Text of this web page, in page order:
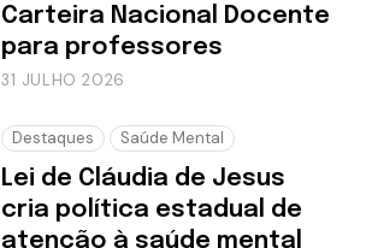
Carteira Nacional Docente
para professores
31 JULHO 2026
Destaques Saúde Mental
Lei de Cláudia de Jesus
cria política estadual de
atenção à saúde mental